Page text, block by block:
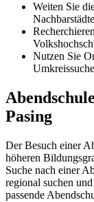
Weiten Sie
Nutzen Sie
Pasing
Der Besuch einer
höheren
Suche nach einer
regional suchen
passende